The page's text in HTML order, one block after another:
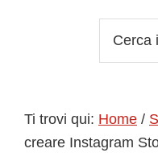
web
Ti trovi qui: Home /
creare Instagram